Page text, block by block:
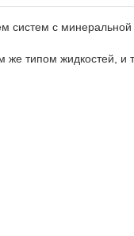
систем с минеральной
типом жидкостей, и